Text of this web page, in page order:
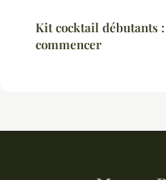
Kit cocktail débutants
commencer